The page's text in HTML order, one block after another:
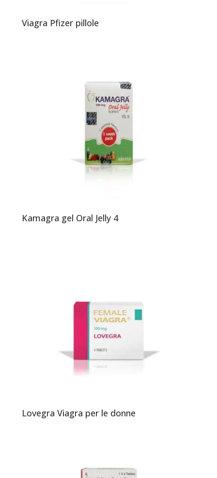
Viagra Pfizer pillole
Kamagra gel Oral Jelly 4
Lovegra Viagra per le donne